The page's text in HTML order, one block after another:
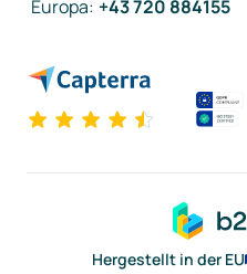
Europa: +43 720 884155
Hergestellt in der EU